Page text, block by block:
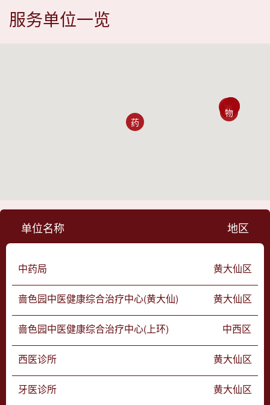
服务单位一览
药
中
西
牙
物
眼
单位名称 地区
中药局 黄大仙区
啬色园中医健康综合治疗中心(黄大仙) 黄大仙区
啬色园中医健康综合治疗中心(上环) 中西区
西医诊所 黄大仙区
牙医诊所 黄大仙区